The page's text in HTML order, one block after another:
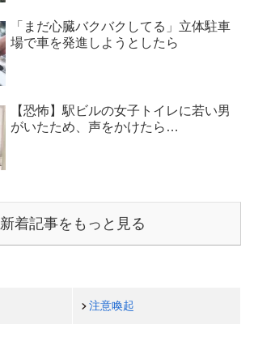
「まだ心臓バクバクしてる」立体駐車
場で車を発進しようとしたら
【恐怖】駅ビルの女子トイレに若い男
がいたため、声をかけたら…
新着記事をもっと見る
注意喚起